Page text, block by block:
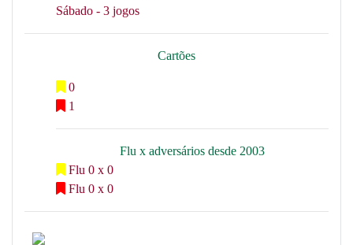
Sábado - 3 jogos
Cartões
0
1
Flu x adversários desde 2003
Flu 0 x 0
Flu 0 x 0